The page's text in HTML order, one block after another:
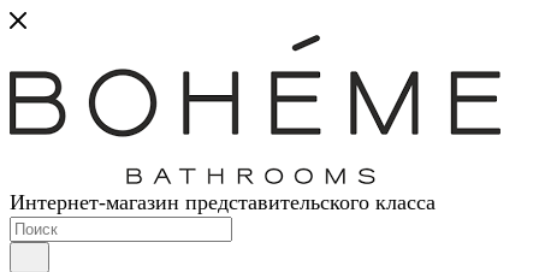
Интернет-магазин представительского класса